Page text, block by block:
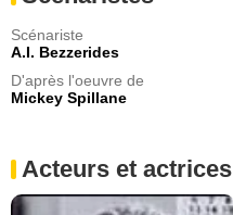
Scénariste
A.I. Bezzerides
D'après l'oeuvre de
Mickey Spillane
Acteurs et actrices